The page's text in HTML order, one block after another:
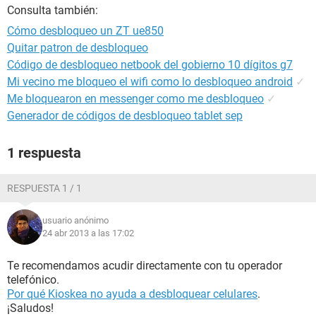
Consulta también:
Cómo desbloqueo un ZT ue850
Quitar patron de desbloqueo
Código de desbloqueo netbook del gobierno 10 dígitos g7
Mi vecino me bloqueo el wifi como lo desbloqueo android ✓
Me bloquearon en messenger como me desbloqueo ✓
Generador de códigos de desbloqueo tablet sep
1 respuesta
RESPUESTA 1 / 1
usuario anónimo
24 abr 2013 a las 17:02
Te recomendamos acudir directamente con tu operador
telefónico.
Por qué Kioskea no ayuda a desbloquear celulares.
¡Saludos!